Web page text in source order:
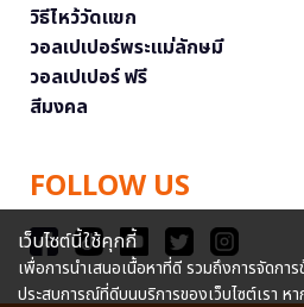
วิธีไหว้วัดแขก
วอลเปเปอร์พระแม่ลักษมี
วอลเปเปอร์ ฟรี
สีมงคล
FOLLOW US
เว็บไซต์นี้ใช้คุกกี้
เพื่อการนำเสนอเนื้อหาที่ดี รวมถึงการจัดก
ประสบการณ์ที่ดีบนบริการของเว็บไซต์เรา ห